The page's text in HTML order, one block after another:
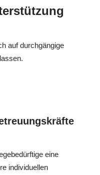
auf durchgängige
eine
individuellen